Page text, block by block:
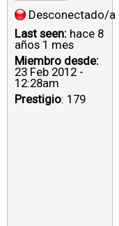
Desconectado/a
Last seen: hace 8
años 1 mes
Miembro desde:
23 Feb 2012 -
12:28am
Prestigio: 179